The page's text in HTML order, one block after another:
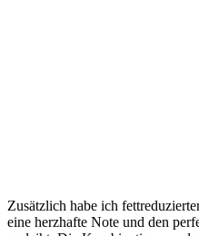
Zusätzlich habe ich
eine herzhafte Note und den